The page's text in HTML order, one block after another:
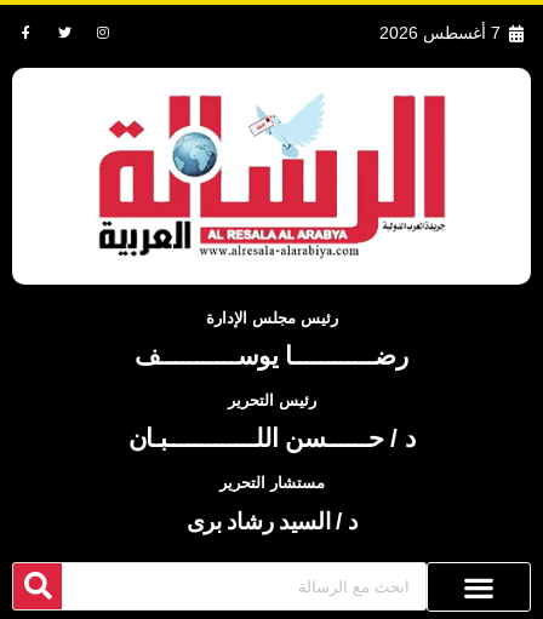
7 أغسطس 2026
رئيس مجلس الإدارة
رضــــــــــــا يوســـــــــــف
رئيس التحرير
د / حــــــسن اللـــــــــــــبـان
مستشار التحرير
د / السيد رشاد برى